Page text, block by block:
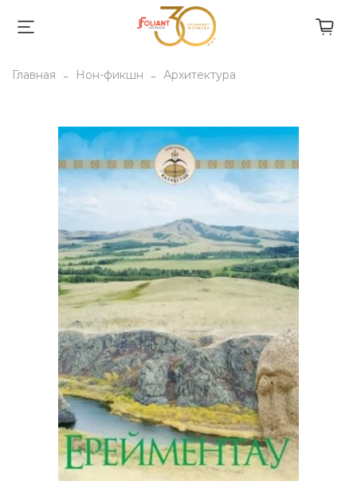
Главная Нон-фикшн Архитектура